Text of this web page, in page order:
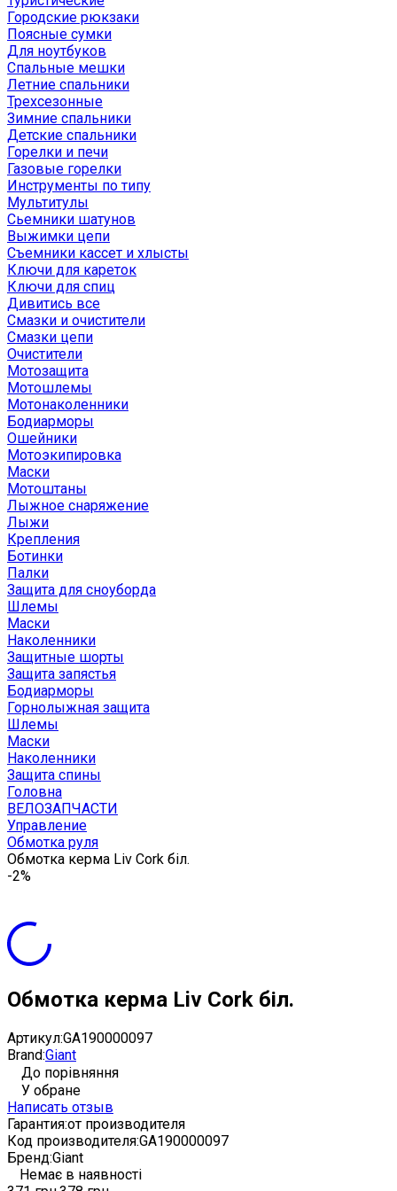
Городские рюкзаки
Поясные сумки
Для ноутбуков
Спальные мешки
Летние спальники
Трехсезонные
Зимние спальники
Детские спальники
Горелки и печи
Газовые горелки
Инструменты по типу
Мультитулы
Сьемники шатунов
Выжимки цепи
Съемники кассет и хлысты
Ключи для кареток
Ключи для спиц
Дивитись все
Смазки и очистители
Смазки цепи
Очистители
Мотозащита
Мотошлемы
Мотонаколенники
Бодиарморы
Ошейники
Мотоэкипировка
Маски
Мотоштаны
Лыжное снаряжение
Лыжи
Крепления
Ботинки
Палки
Защита для сноуборда
Шлемы
Маски
Наколенники
Защитные шорты
Защита запястья
Бодиарморы
Горнолыжная защита
Шлемы
Маски
Наколенники
Защита спины
Головна
ВЕЛОЗАПЧАСТИ
Управление
Обмотка руля
Обмотка керма Liv Cork біл.
-2%
Обмотка керма Liv Cork біл.
Артикул:GA190000097
Brand:Giant
До порівняння
У обране
Написать отзыв
Гарантия:от производителя
Код производителя:GA190000097
Бренд:Giant
Немає в наявності